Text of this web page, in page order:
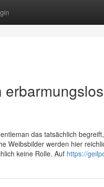
erbarmungslos
das tatsächlich
Weibsbilder werden hier
keine Rolle. Auf https://